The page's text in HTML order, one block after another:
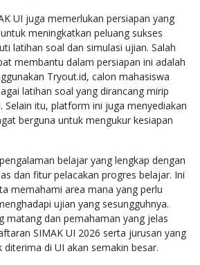
UI juga memerlukan persiapan yang
meningkatkan peluang sukses
latihan soal dan simulasi ujian. Salah
membantu dalam persiapan ini adalah
Tryout.id, calon mahasiswa
latihan soal yang dirancang mirip
Selain itu, platform ini juga menyediakan
berguna untuk mengukur kesiapan
belajar yang lengkap dengan
dan fitur pelacakan progres belajar. Ini
memahami area mana yang perlu
ujian yang sesungguhnya.
matang dan pemahaman yang jelas
SIMAK UI 2026 serta jurusan yang
di UI akan semakin besar.